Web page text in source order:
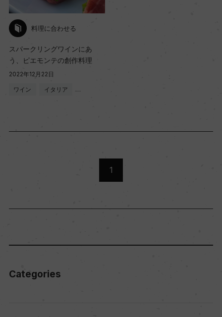
料理に合わせる
スパークリングワインにあ
う、ピエモンテの創作料理
2022年12月22日
ワイン イタリア …
Categories
1